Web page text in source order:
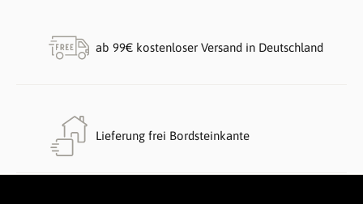
ab 99€ kostenloser Versand in Deutschland
Lieferung frei Bordsteinkante